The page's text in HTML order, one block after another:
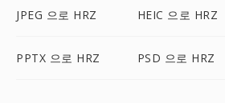
JPEG 으로 HRZ HEIC 으로 HRZ
PPTX 으로 HRZ PSD 으로 HRZ